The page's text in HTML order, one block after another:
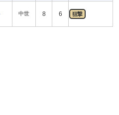
中世 8 6 狙撃